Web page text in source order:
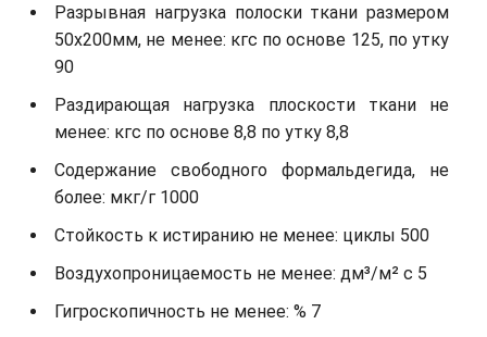
Разрывная нагрузка полоски ткани размером
50х200мм, не менее: кгс по основе 125, по утку
90
Раздирающая нагрузка плоскости ткани не
менее: кгс по основе 8,8 по утку 8,8
Содержание свободного формальдегида, не
более: мкг/г 1000
Стойкость к истиранию не менее: циклы 500
Воздухопроницаемость не менее: дм³/м² с 5
Гигроскопичность не менее: % 7